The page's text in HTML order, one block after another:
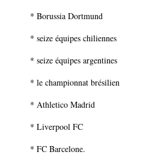
* Borussia Dortmund
* seize équipes chiliennes
* seize équipes argentines
* le championnat brésilien
* Athletico Madrid
* Liverpool FC
* FC Barcelone.